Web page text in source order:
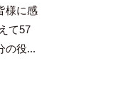
様に感
て57
の役...